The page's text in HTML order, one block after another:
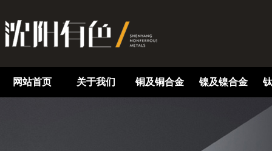
网站首页 关于我们 铜及铜合金 镍及镍合金